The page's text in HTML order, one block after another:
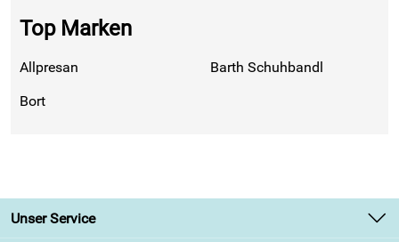
Top Marken
Allpresan
Barth Schuhbandl
Bort
Unser Service